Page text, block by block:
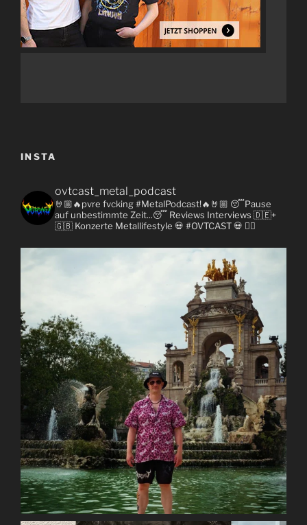
INSTA
ovtcast_metal_podcast
🤘🏼🔥pvre fvcking #MetalPodcast!🔥🤘🏼 😴Pause
auf unbestimmte Zeit...😴 Reviews Interviews 🇩🇪+
🇬🇧 Konzerte Metallifestyle 💀 #OVTCAST 💀 👇🏼